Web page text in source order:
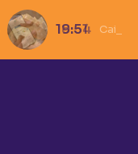
18:54 Caixa
Ivana